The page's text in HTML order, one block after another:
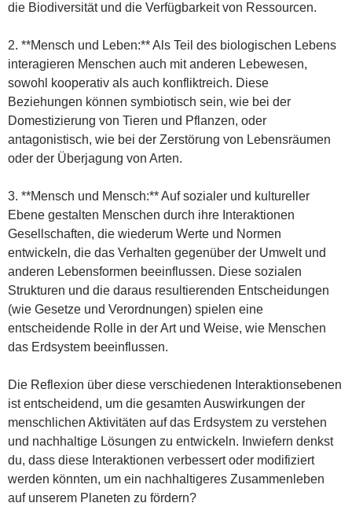
die Biodiversität und die Verfügbarkeit von Ressourcen.
2. **Mensch und Leben:** Als Teil des biologischen Lebens
interagieren Menschen auch mit anderen Lebewesen,
sowohl kooperativ als auch konfliktreich. Diese
Beziehungen können symbiotisch sein, wie bei der
Domestizierung von Tieren und Pflanzen, oder
antagonistisch, wie bei der Zerstörung von Lebensräumen
oder der Überjagung von Arten.
3. **Mensch und Mensch:** Auf sozialer und kultureller
Ebene gestalten Menschen durch ihre Interaktionen
Gesellschaften, die wiederum Werte und Normen
entwickeln, die das Verhalten gegenüber der Umwelt und
anderen Lebensformen beeinflussen. Diese sozialen
Strukturen und die daraus resultierenden Entscheidungen
(wie Gesetze und Verordnungen) spielen eine
entscheidende Rolle in der Art und Weise, wie Menschen
das Erdsystem beeinflussen.
Die Reflexion über diese verschiedenen Interaktionsebenen
ist entscheidend, um die gesamten Auswirkungen der
menschlichen Aktivitäten auf das Erdsystem zu verstehen
und nachhaltige Lösungen zu entwickeln. Inwiefern denkst
du, dass diese Interaktionen verbessert oder modifiziert
werden könnten, um ein nachhaltigeres Zusammenleben
auf unserem Planeten zu fördern?